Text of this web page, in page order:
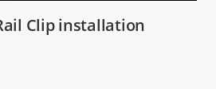
Clip installation